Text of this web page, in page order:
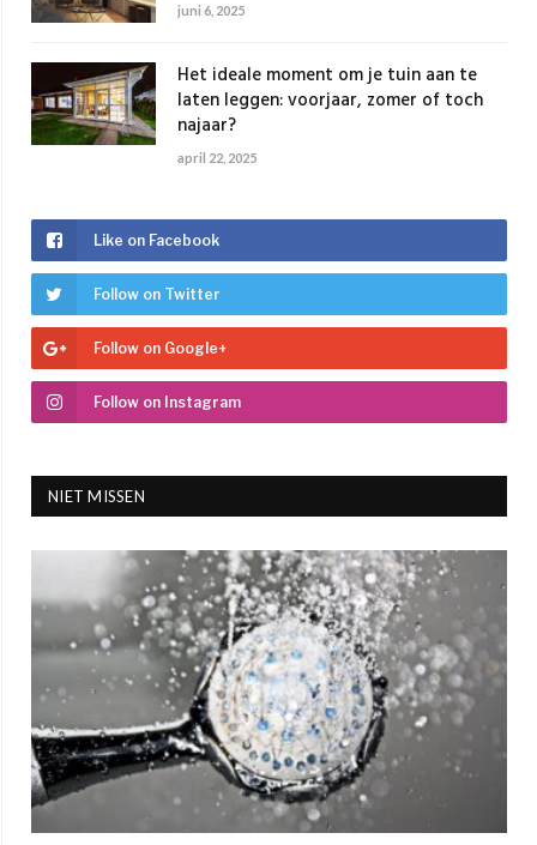
juni 6, 2025
Het ideale moment om je tuin aan te
laten leggen: voorjaar, zomer of toch
najaar?
april 22, 2025
Like on Facebook
Follow on Twitter
Follow on Google+
Follow on Instagram
NIET MISSEN